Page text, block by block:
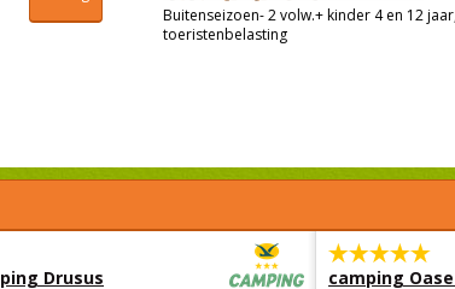
Buitenseizoen- 2 volw.+ kinder 4 en 12
toeristenbelasting
Drusus camping